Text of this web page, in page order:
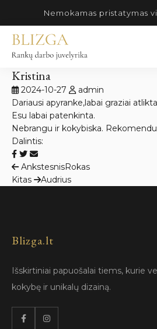
turinio
Nemokamas pristatymas
Kristina
2024-10-27
admin
Dariausi apyranke,labai graziai
Esu labai patenkinta.
Nebrangu ir kokybiska.
Dalintis:
Navigacija
tarp
AnkstesnisRokas
Kitas
Audrius
Blizga.lt
Išskirtiniai papuošalai tiems, kurie
kokybę ir unikalų dizainą.